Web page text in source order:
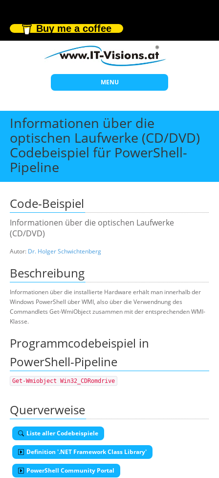
Buy me a coffee
MENU
Start
Themen
Beratung
Offene Seminare
Wissen
Über uns
Informationen über die
optischen Laufwerke (CD/DVD)
Codebeispiel für PowerShell-
Pipeline
Code-Beispiel
Informationen über die optischen Laufwerke
(CD/DVD)
Autor: Dr. Holger Schwichtenberg
Beschreibung
Informationen über die installierte Hardware erhält man innerhalb der
Windows PowerShell über WMI, also über die Verwendnung des
Commandlets Get-WmiObject zusammen mit der entsprechenden WMI-
Klasse.
Programmcodebeispiel in
PowerShell-Pipeline
Get-Wmiobject Win32_CDRomdrive
Querverweise
Liste aller Codebeispiele
Definition '.NET Framework Class Library'
PowerShell Community Portal